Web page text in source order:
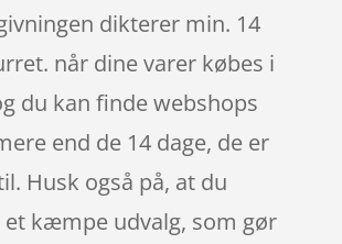
dikterer min. 14
når dine varer købes i
du kan finde webshops
end de 14 dage, de er
Husk også på, at du
et kæmpe udvalg, som gør